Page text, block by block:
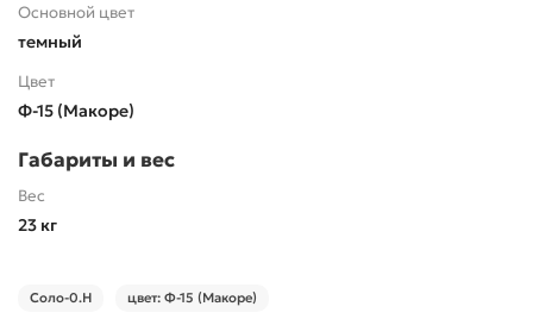
Основной цвет
темный
Цвет
Ф-15 (Макоре)
Габариты и вес
Вес
23 кг
Соло-0.H цвет: Ф-15 (Макоре)